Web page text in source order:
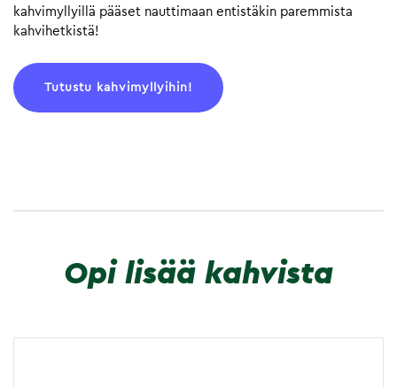
kahvimyllyillä pääset nauttimaan entistäkin paremmista
kahvihetkistä!
Tutustu kahvimyllyihin!
Opi lisää kahvista